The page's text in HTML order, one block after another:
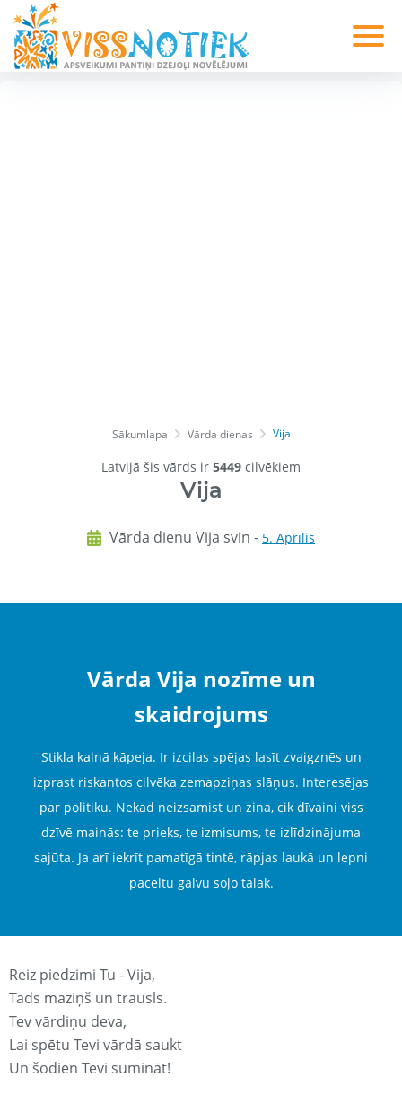
Sākumlapa Vārda dienas Vija
Latvijā šis vārds ir 5449 cilvēkiem
Vija
Vārda dienu Vija svin - 5. Aprīlis
Vārda Vija nozīme un
skaidrojums
Stikla kalnā kāpeja. Ir izcilas spējas lasīt zvaigznēs un
izprast riskantos cilvēka zemapziņas slāņus. Interesējas
par politiku. Nekad neizsamist un zina, cik dīvaini viss
dzīvē mainās: te prieks, te izmisums, te izlīdzinājuma
sajūta. Ja arī iekrīt pamatīgā tintē, rāpjas laukā un lepni
paceltu galvu soļo tālāk.
Reiz piedzimi Tu - Vija,
Tāds maziņš un trausls.
Tev vārdiņu deva,
Lai spētu Tevi vārdā saukt
Un šodien Tevi sumināt!